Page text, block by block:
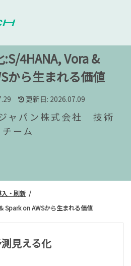
4HANA, Vora &
から生まれる価値
更新日: 2026.07.09
ャパン株式会社 技術
チーム
・刷新
Spark on AWSから生まれる価値
見える化